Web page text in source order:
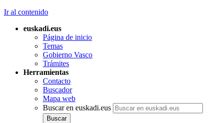
Ir al contenido
euskadi.eus
Página de inicio
Temas
Gobierno Vasco
Trámites
Herramientas
Contacto
Buscador
Mapa web
Buscar en euskadi.eus